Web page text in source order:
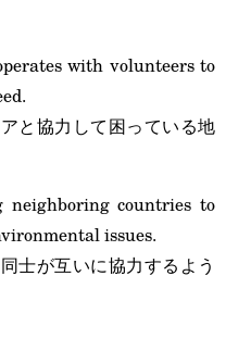
with volunteers to
と協力して困っている地
countries to
issues.
士が互いに協力するよう